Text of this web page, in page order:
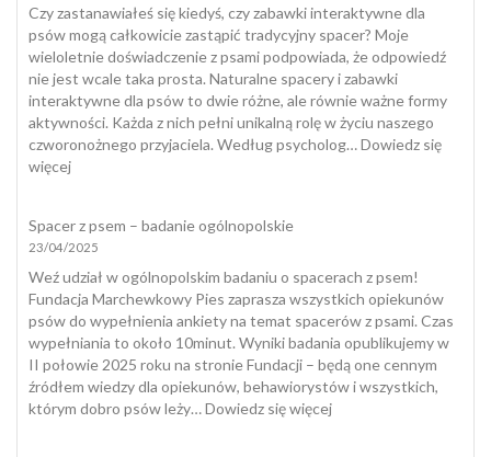
dlaczego
pies
zjada
odchody
i
jak
skutecznie
Czy zastanawiałeś się kiedyś, czy zabawki interaktywne dla
psów mogą całkowicie zastąpić tradycyjny spacer? Moje
wieloletnie doświadczenie z psami podpowiada, że odpowiedź
nie jest wcale taka prosta. Naturalne spacery i zabawki
interaktywne dla psów to dwie różne, ale równie ważne formy
aktywności. Każda z nich pełni unikalną rolę w życiu naszego
czworonożnego przyjaciela. Według psycholog…Dowiedz się
więcej:
dla
psów
a
naturalny
spacer
Spacer z psem – badanie ogólnopolskie
23/04/2025
Weź udział w ogólnopolskim badaniu o spacerach z psem!
Fundacja Marchewkowy Pies zaprasza wszystkich opiekunów
psów do wypełnienia ankiety na temat spacerów z psami. Czas
wypełniania to około 10minut. Wyniki badania opublikujemy w
II połowie 2025 roku na stronie Fundacji – będą one cennym
źródłem wiedzy dla opiekunów, behawiorystów i wszystkich,
którym dobro psów leży…Dowiedz się więcej: